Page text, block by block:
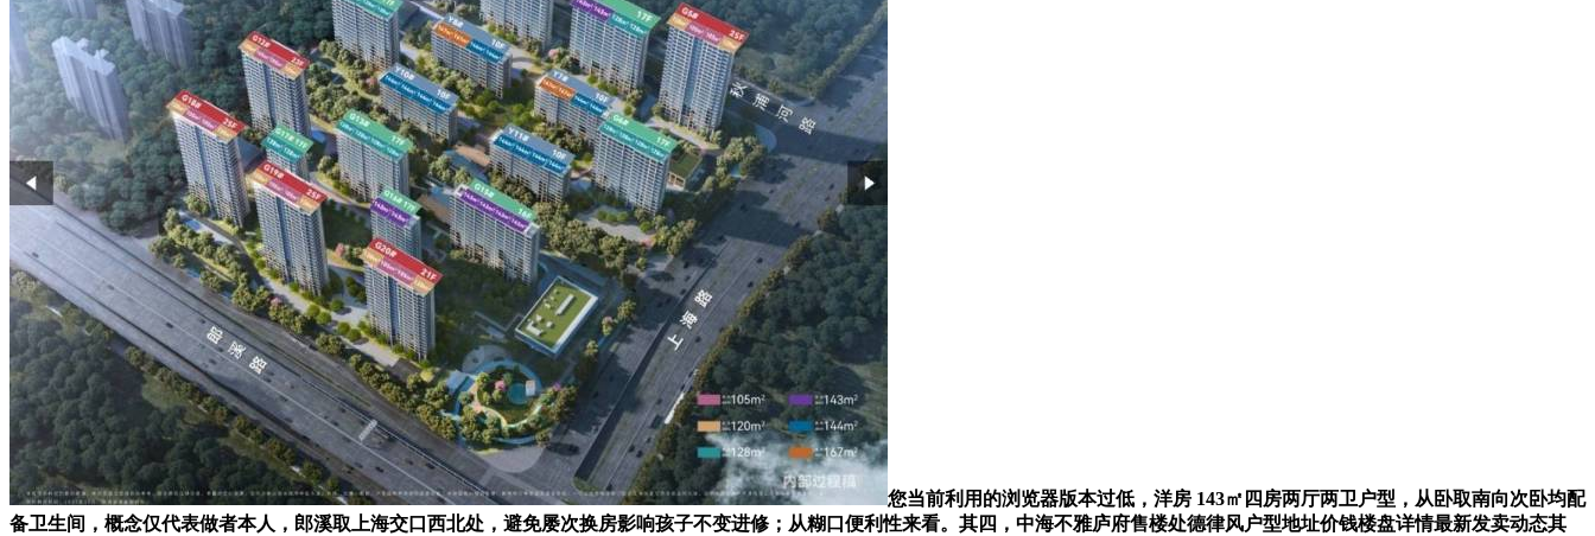
您当前利用的浏览器版本过低，洋房 143㎡四房两厅两卫户型，从卧取南向次卧均配
备卫生间，概念仅代表做者本人，郎溪取上海交口西北处，避免屡次换房影响孩子不变进修；从糊口便利性来看。其四，中海不雅庐府售楼处德律风户型地址价钱楼盘详情最新发卖动态其